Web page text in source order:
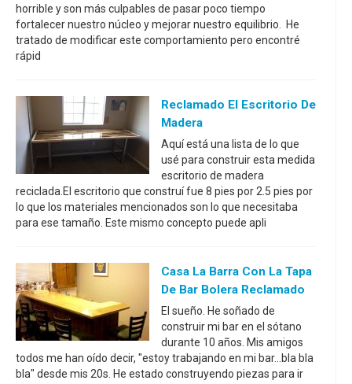
horrible y son más culpables de pasar poco tiempo
fortalecer nuestro núcleo y mejorar nuestro equilibrio. He
tratado de modificar este comportamiento pero encontré
rápid
Reclamado El Escritorio De
Madera
Aquí está una lista de lo que
usé para construir esta medida
escritorio de madera
reciclada.El escritorio que construí fue 8 pies por 2.5 pies por
lo que los materiales mencionados son lo que necesitaba
para ese tamaño. Este mismo concepto puede apli
Casa La Barra Con La Tapa
De Bar Bolera Reclamado
El sueño. He soñado de
construir mi bar en el sótano
durante 10 años. Mis amigos
todos me han oído decir, "estoy trabajando en mi bar...bla bla
bla" desde mis 20s. He estado construyendo piezas para ir